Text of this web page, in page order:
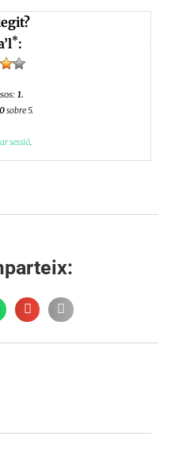
*:
1.
sobre 5.
sessió.